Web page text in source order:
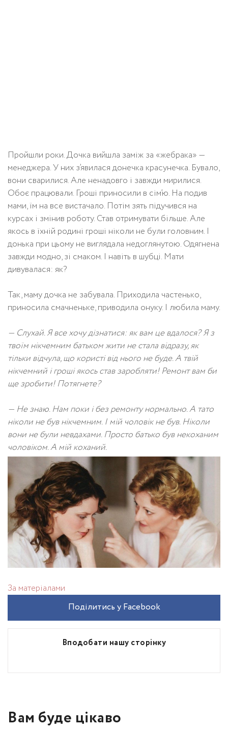
Пройшли роки. Дочка вийшла заміж за «жебрака» —
менеджера. У них з’явилася донечка красунечка. Бувало,
вони сварилися. Але ненадовго і завжди мирилися.
Обоє працювали. Гроші приносили в сім’ю. На подив
мами, їм на все вистачало. Потім зять підучився на
курсах і змінив роботу. Став отримувати більше. Але
якось в їхній родині гроші ніколи не були головним. І
донька при цьому не виглядала недоглянутою. Одягнена
завжди модно, зі смаком. І навіть в шубці. Мати
дивувалася: як?
Так, маму дочка не забувала. Приходила частенько,
приносила смачненьке, приводила онуку. І любила маму.
— Слухай. Я все хочу дізнатися: як вам це вдалося? Я з
твоїм нікчемним батьком жити не стала відразу, як
тільки відчула, що користі від нього не буде. А твій
нікчемний і гроші якось став заробляти! Ремонт вам би
ще зробити! Потягнете?
— Не знаю. Нам поки і без ремонту нормально. А тато
ніколи не був нікчемним. І мій чоловік не був. Ніколи
вони не були невдахами. Просто батько був некоханим
чоловіком. А мій коханий.
За матеріалами
Вподобати нашу сторінку
Поділитись у Facebook
Вам буде цікаво